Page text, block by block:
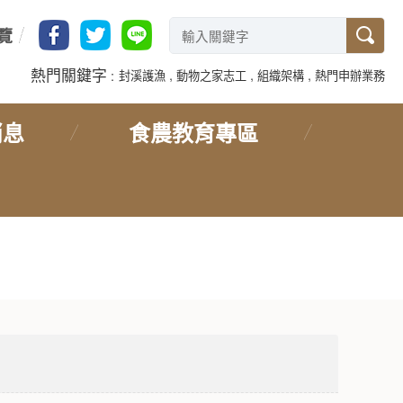
熱門關鍵字 封溪護漁 動物之家志工 組織架構 熱門申辦業務
食農教育專區